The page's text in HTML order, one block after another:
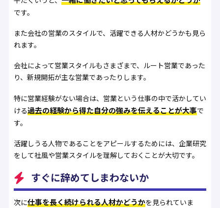
です。
また会社の営業のスタイルで、活躍できる人材かどうかも見ら
れます。
会社によって営業スタイルもさまざまで、ルート営業であった
り、新規開拓が主な営業であったりします。
特に営業経験がない場合は、営業という仕事の中で活かしてい
ける過去の経験から得た自分の強みを伝えることが大事で
す。
活躍しうる人物であることをアピールするためには、企業研究
をして社風や営業スタイルを理解しておくことが大切です。
すぐに辞めてしまわないか
次に仕事を長く続けられる人材かどうかを見られていま